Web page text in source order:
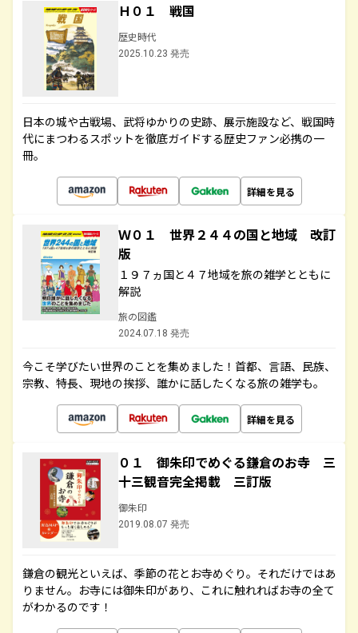
Ｈ０１ 戦国
歴史時代
2025.10.23 発売
日本の城や古戦場、武将ゆかりの史跡、展示施設など、戦国時
代にまつわるスポットを徹底ガイドする歴史ファン必携の一
冊。
詳細を見る
Ｗ０１ 世界２４４の国と地域 改訂
版
１９７ヵ国と４７地域を旅の雑学とともに
解説
旅の図鑑
2024.07.18 発売
今こそ学びたい世界のことを集めました！首都、言語、民族、
宗教、特長、現地の挨拶、誰かに話したくなる旅の雑学も。
詳細を見る
０１ 御朱印でめぐる鎌倉のお寺 三
十三観音完全掲載 三訂版
御朱印
2019.08.07 発売
鎌倉の観光といえば、季節の花とお寺めぐり。それだけではあ
りません。お寺には御朱印があり、これに触れればお寺の全て
がわかるのです！